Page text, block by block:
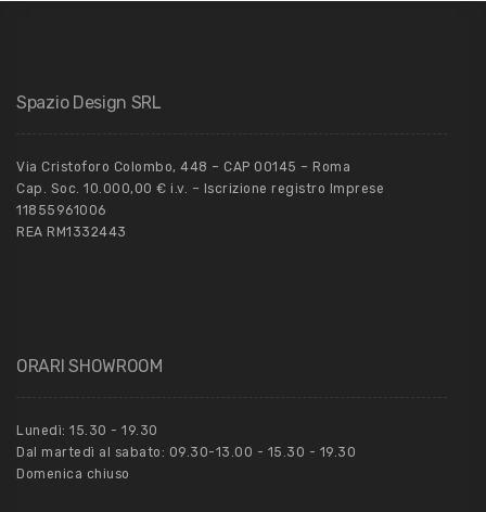
Spazio Design SRL
Via Cristoforo Colombo, 448 – CAP 00145 – Roma
Cap. Soc. 10.000,00 € i.v. – Iscrizione registro Imprese
11855961006
REA RM1332443
ORARI SHOWROOM
Lunedì: 15.30 - 19.30
Dal martedì al sabato: 09.30-13.00 - 15.30 - 19.30
Domenica chiuso